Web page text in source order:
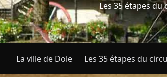
Les 35 étapes du
La ville de Dole Les 35 étapes du